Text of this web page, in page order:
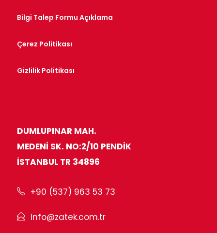
Bilgi Talep Formu Açıklama
Çerez Politikası
Gizlilik Politikası
DUMLUPINAR MAH.
MEDENI SK. NO:2/10 PENDIK
İSTANBUL TR 34896
+90 (537) 963 53 73
info@zatek.com.tr